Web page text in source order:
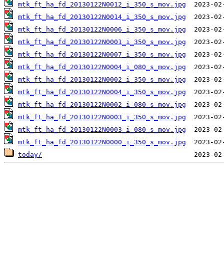
mtk_ft_ha_fd_20130122N0012_i_350_s_mov.jpg
mtk_ft_ha_fd_20130122N0014_i_350_s_mov.jpg
mtk_ft_ha_fd_20130122N0006_i_350_s_mov.jpg
mtk_ft_ha_fd_20130122N0001_i_350_s_mov.jpg
mtk_ft_ha_fd_20130122N0007_i_350_s_mov.jpg
mtk_ft_ha_fd_20130122N0004_i_080_s_mov.jpg
mtk_ft_ha_fd_20130122N0002_i_350_s_mov.jpg
mtk_ft_ha_fd_20130122N0004_i_350_s_mov.jpg
mtk_ft_ha_fd_20130122N0002_i_080_s_mov.jpg
mtk_ft_ha_fd_20130122N0003_i_350_s_mov.jpg
mtk_ft_ha_fd_20130122N0003_i_080_s_mov.jpg
mtk_ft_ha_fd_20130122N0000_i_350_s_mov.jpg
today/